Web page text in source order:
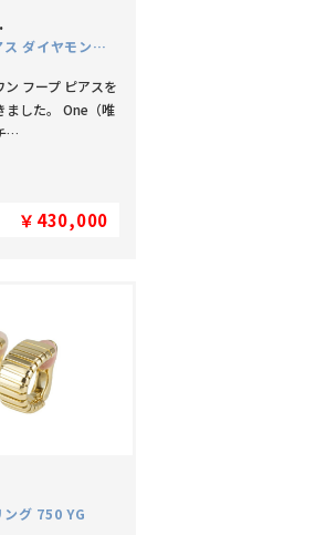
Tワン フープ ピアス ダイヤモンド PG 750
フープ ピアスを
ました。 One（唯
…
￥430,000
ング 750 YG